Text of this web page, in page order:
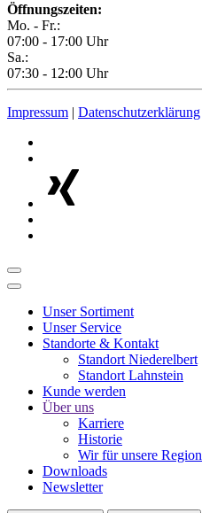
Öffnungszeiten:
Mo. - Fr.:
07:00 - 17:00 Uhr
Sa.:
07:30 - 12:00 Uhr
Impressum | Datenschutzerklärung
Unser Sortiment
Unser Service
Standorte & Kontakt
Standort Niederelbert
Standort Lahnstein
Kunde werden
Über uns
Karriere
Historie
Wir für unsere Region
Downloads
Newsletter